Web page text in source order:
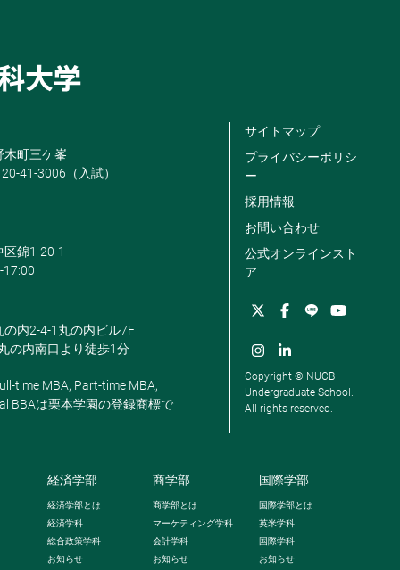
木町三ケ峯
41-3006（入試）
錦1-20-1
17:00
内2-4-1丸の内ビル7F
の内南口より徒歩1分
time MBA, Part-time MBA,
BBAは栗本学園の登録商標で
サイトマップ
プライバシーポリシ
ー
採用情報
お問い合わせ
公式オンラインスト
ア
Copyright © NUCB
Undergraduate School.
All rights reserved.
経済学部
経済学部とは
経済学科
総合政策学科
お知らせ
商学部
商学部とは
マーケティング学科
会計学科
お知らせ
国際学部
国際学部とは
英米学科
国際学科
お知らせ